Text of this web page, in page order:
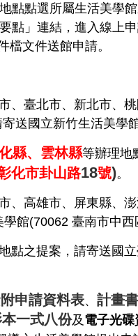
選所屬生活美學館
連結，進入線上申
檔文件送館申請。
、臺北市、新北市、
國立新竹生活美學
縣、雲林縣等辦理地
化市卦山路18號)。
、高雄市、屏東縣、
學館(70062 臺南市中
點之提案，請寄送國
申請資料表、 計畫書
一式八份及 電子光